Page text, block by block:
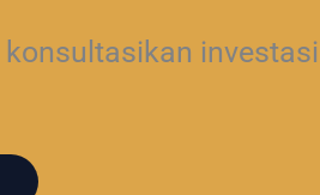
investasi